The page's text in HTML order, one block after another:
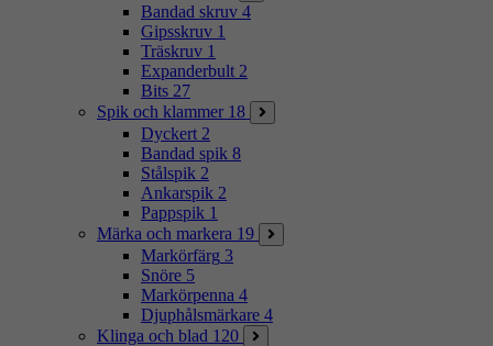
Bandad skruv 4
Gipsskruv 1
Träskruv 1
Expanderbult 2
Bits 27
Spik och klammer 18
Dyckert 2
Bandad spik 8
Stålspik 2
Ankarspik 2
Pappspik 1
Märka och markera 19
Markörfärg 3
Snöre 5
Markörpenna 4
Djuphålsmärkare 4
Klinga och blad 120